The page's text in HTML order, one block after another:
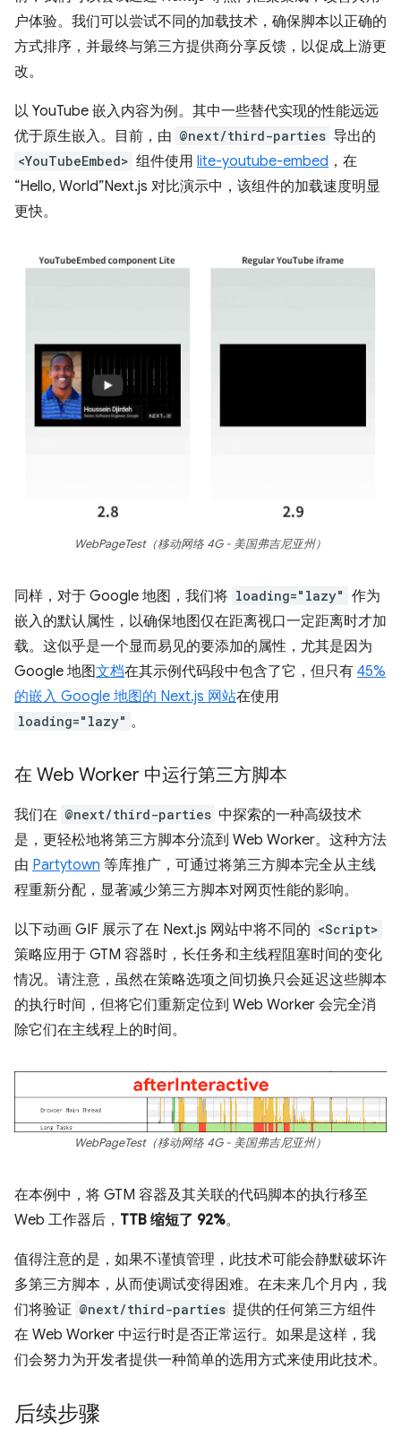
户体验。我们可以尝试不同的加载技术，确保脚本以正确的
方式排序，并最终与第三方提供商分享反馈，以促成上游更
改。
以 YouTube 嵌入内容为例。其中一些替代实现的性能远远
优于原生嵌入。目前，由 @next/third-parties 导出的
<YouTubeEmbed> 组件使用 lite-youtube-embed ，在
“Hello, World”Next.js 对比演示中，该组件的加载速度明显
更快。
WebPageTest（移动网络 4G - 美国弗吉尼亚州）
同样，对于 Google 地图，我们将 loading="lazy" 作为
嵌入的默认属性，以确保地图仅在距离视口一定距离时才加
载。这似乎是一个显而易见的要添加的属性，尤其是因为
Google 地图文档在其示例代码段中包含了它，但只有 45%
的嵌入 Google 地图的 Next.js 网站在使用
loading="lazy" 。
在 Web Worker 中运行第三方脚本
我们在 @next/third-parties 中探索的一种高级技术
是，更轻松地将第三方脚本分流到 Web Worker。这种方法
由 Partytown 等库推广，可通过将第三方脚本完全从主线
程重新分配，显著减少第三方脚本对网页性能的影响。
以下动画 GIF 展示了在 Next.js 网站中将不同的 <Script>
策略应用于 GTM 容器时，长任务和主线程阻塞时间的变化
情况。请注意，虽然在策略选项之间切换只会延迟这些脚本
的执行时间，但将它们重新定位到 Web Worker 会完全消
除它们在主线程上的时间。
WebPageTest（移动网络 4G - 美国弗吉尼亚州）
在本例中，将 GTM 容器及其关联的代码脚本的执行移至
Web 工作器后， TTB 缩短了 92%。
值得注意的是，如果不谨慎管理，此技术可能会静默破坏许
多第三方脚本，从而使调试变得困难。在未来几个月内，我
们将验证 @next/third-parties 提供的任何第三方组件
在 Web Worker 中运行时是否正常运行。如果是这样，我
们会努力为开发者提供一种简单的选用方式来使用此技术。
后续步骤